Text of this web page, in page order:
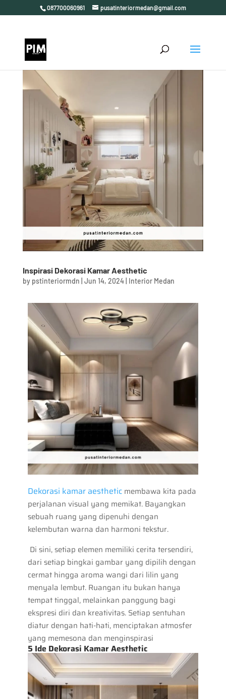
087700060961 pusatinteriormedan@gmail.com
Inspirasi Dekorasi Kamar Aesthetic
by pstinteriormdn Jun 14, 2024| Interior Medan
Dekorasi kamar aestheticmembawa kita pada
perjalanan visual yang memikat. Bayangkan
sebuah ruang yang dipenuhi dengan
kelembutan warna dan harmoni tekstur.
Di sini, setiap elemen memiliki cerita tersendiri,
dari setiap bingkai gambar yang dipilih dengan
cermat hingga aroma wangi dari lilin yang
menyala lembut. Ruangan itu bukan hanya
tempat tinggal, melainkan panggung bagi
ekspresi diri dan kreativitas. Setiap sentuhan
diatur dengan hati-hati, menciptakan atmosfer
yang memesona dan menginspirasi
5 Ide Dekorasi Kamar Aesthetic